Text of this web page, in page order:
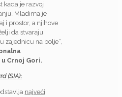
kada je razvoj
Mladima je
i prostor, a njihove
da stvaraju
zajednicu na bolje”,
Crnoj Gori.
(SIA):
najveći